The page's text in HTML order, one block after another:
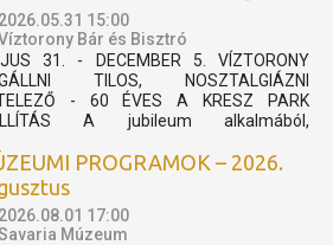
2026.05.31 15:00
Bár és Bisztró
31. - DECEMBER 5. VÍZTORONY
TILOS, NOSZTALGIÁZNI
- 60 ÉVES A KRESZ PARK
A jubileum alkalmából,
nyílik kiállítás, mely megidézi a 60
KRESZ Park múltját. 1966-ban nyitotta
kapuit városunk egyik ikonikus kedvelt...
PROGRAMOK – 2026.
2026.08.01 17:00
Múzeum